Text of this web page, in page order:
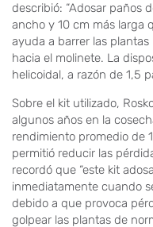
describió: “Adosar paños
ancho y 10 cm más larga
ayuda a barrer las
hacia el molinete. La
helicoidal, a razón de 1,5
Sobre el kit utilizado,
algunos años en la
rendimiento promedio de
permitió reducir las
recordó que “este kit
inmediatamente cuando
debido a que provoca
golpear las plantas de